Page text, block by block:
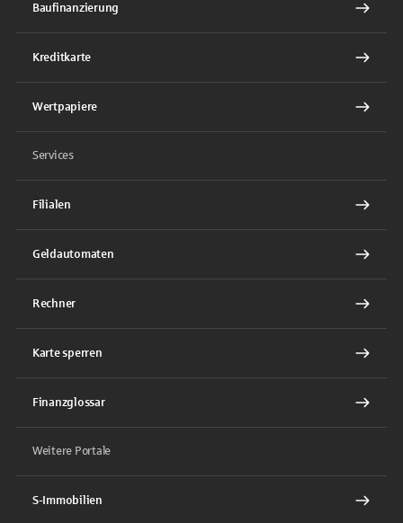
Baufinanzierung
Kreditkarte
Wertpapiere
Services
Filialen
Geldautomaten
Rechner
Karte sperren
Finanzglossar
Weitere Portale
S-Immobilien